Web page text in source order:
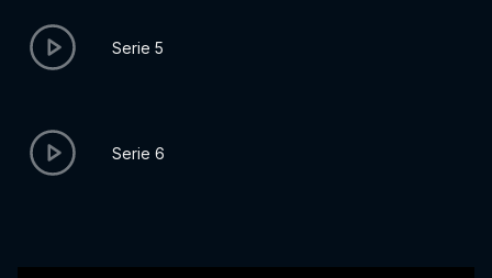
Serie 5
Serie 6